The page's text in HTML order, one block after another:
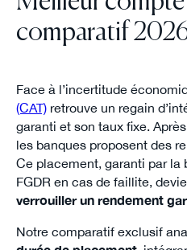
comparatif
Face à l’incertitude
(CAT)retrouve un regain
garanti et son taux fixe.
les banques proposent des
Ce placement, garanti par la
FGDR en cas de faillite,
verrouiller un rendement
Notre comparatif exclusif